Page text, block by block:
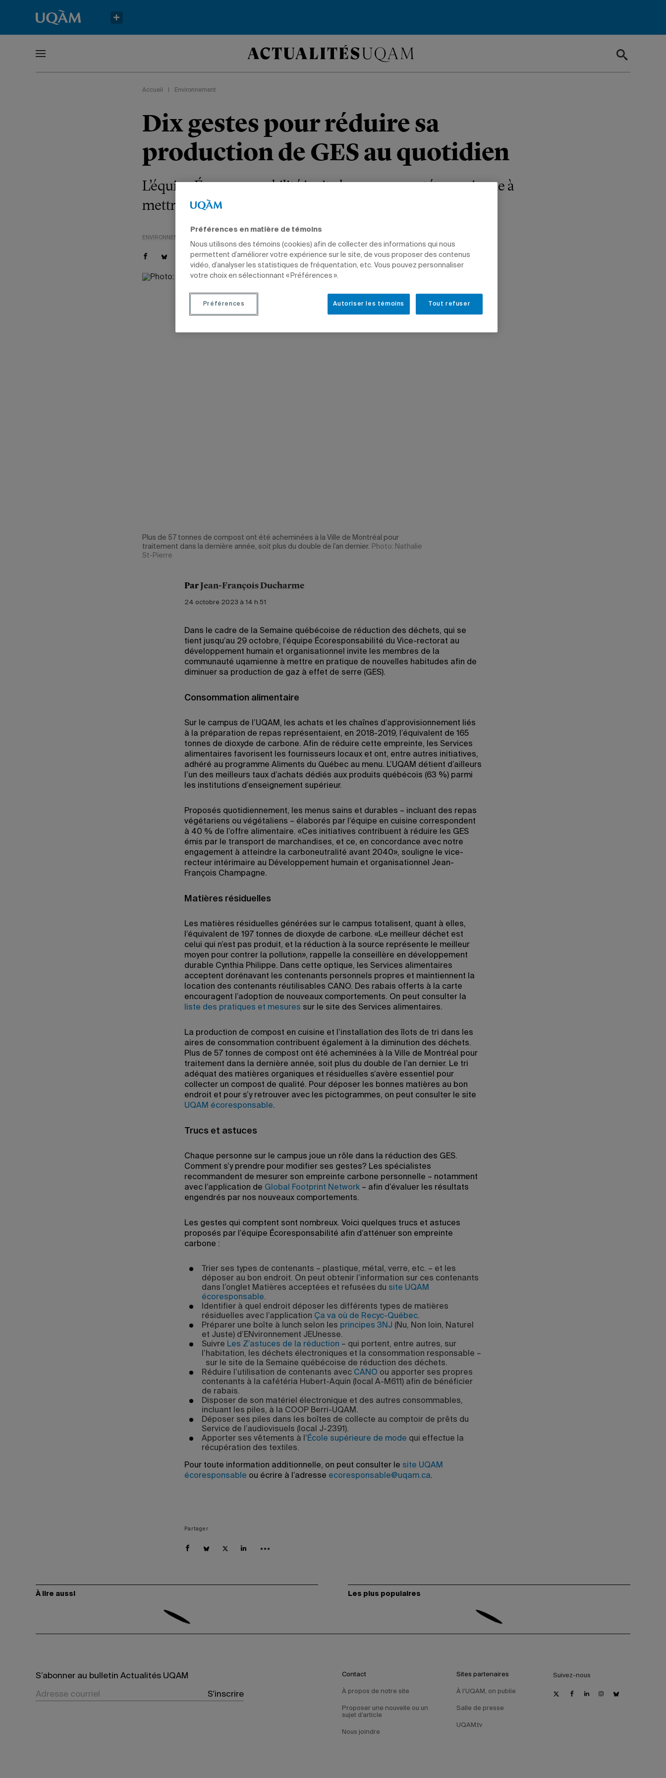
Accueil Environnement
Dix gestes pour réduire sa
production de GES au quotidien
L’équipe Écoresponsabilité invite la communauté uqamienne à
mettre en pratique de nouvelles habitudes.
ENVIRONNEMENT
Plus de 57 tonnes de compost ont été acheminées à la Ville de Montréal pour
traitement dans la dernière année, soit plus du double de l’an dernier. Photo: Nathalie
St-Pierre
ParJean-François Ducharme
24 octobre 2023 à 14 h 51
Dans le cadre de la Semaine québécoise de réduction des déchets, qui se
tient jusqu’au 29 octobre, l’équipe Écoresponsabilité du Vice-rectorat au
développement humain et organisationnel invite les membres de la
communauté uqamienne à mettre en pratique de nouvelles habitudes afin de
diminuer sa production de gaz à effet de serre (GES).
Consommation alimentaire
Sur le campus de l’UQAM, les achats et les chaînes d’approvisionnement liés
à la préparation de repas représentaient, en 2018-2019, l’équivalent de 165
tonnes de dioxyde de carbone. Afin de réduire cette empreinte, les Services
alimentaires favorisent les fournisseurs locaux et ont, entre autres initiatives,
adhéré au programme Aliments du Québec au menu. L’UQAM détient d’ailleurs
l’un des meilleurs taux d’achats dédiés aux produits québécois (63 %) parmi
les institutions d’enseignement supérieur.
Proposés quotidiennement, les menus sains et durables – incluant des repas
végétariens ou végétaliens – élaborés par l’équipe en cuisine correspondent
à 40 % de l’offre alimentaire. «Ces initiatives contribuent à réduire les GES
émis par le transport de marchandises, et ce, en concordance avec notre
engagement à atteindre la carboneutralité avant 2040», souligne le vice-
recteur intérimaire au Développement humain et organisationnel Jean-
François Champagne.
Matières résiduelles
Les matières résiduelles générées sur le campus totalisent, quant à elles,
l’équivalent de 197 tonnes de dioxyde de carbone. «Le meilleur déchet est
celui qui n’est pas produit, et la réduction à la source représente le meilleur
moyen pour contrer la pollution», rappelle la conseillère en développement
durable Cynthia Philippe. Dans cette optique, les Services alimentaires
acceptent dorénavant les contenants personnels propres et maintiennent la
location des contenants réutilisables CANO. Des rabais offerts à la carte
encouragent l’adoption de nouveaux comportements. On peut consulter la
liste des pratiques et mesures sur le site des Services alimentaires.
La production de compost en cuisine et l’installation des îlots de tri dans les
aires de consommation contribuent également à la diminution des déchets.
Plus de 57 tonnes de compost ont été acheminées à la Ville de Montréal pour
traitement dans la dernière année, soit plus du double de l’an dernier. Le tri
adéquat des matières organiques et résiduelles s’avère essentiel pour
collecter un compost de qualité. Pour déposer les bonnes matières au bon
endroit et pour s’y retrouver avec les pictogrammes, on peut consulter le site
UQAM écoresponsable.
Trucs et astuces
Chaque personne sur le campus joue un rôle dans la réduction des GES.
Comment s’y prendre pour modifier ses gestes? Les spécialistes
recommandent de mesurer son empreinte carbone personnelle – notamment
avec l’application de Global Footprint Network – afin d’évaluer les résultats
engendrés par nos nouveaux comportements.
Les gestes qui comptent sont nombreux. Voici quelques trucs et astuces
proposés par l’équipe Écoresponsabilité afin d’atténuer son empreinte
carbone :
Trier ses types de contenants – plastique, métal, verre, etc. – et les
déposer au bon endroit. On peut obtenir l’information sur ces contenants
dans l’onglet Matières acceptées et refusées du site UQAM
écoresponsable.
Identifier à quel endroit déposer les différents types de matières
résiduelles avec l’application Ça va où de Recyc-Québec.
Préparer une boîte à lunch selon les principes 3NJ (Nu, Non loin, Naturel
et Juste) d’ENvironnement JEUnesse.
Suivre Les Z’astuces de la réduction – qui portent, entre autres, sur
l’habitation, les déchets électroniques et la consommation responsable –
sur le site de la Semaine québécoise de réduction des déchets.
Réduire l’utilisation de contenants avec CANO ou apporter ses propres
contenants à la cafétéria Hubert-Aquin (local A-M611) afin de bénéficier
de rabais.
Disposer de son matériel électronique et des autres consommables,
incluant les piles, à la COOP Berri-UQAM.
Déposer ses piles dans les boîtes de collecte au comptoir de prêts du
Service de l’audiovisuels (local J-2391).
Apporter ses vêtements à l’ École supérieure de mode qui effectue la
récupération des textiles.
Pour toute information additionnelle, on peut consulter le site UQAM
écoresponsable ou écrire à l’adresse ecoresponsable@uqam.ca.
Partager
À lire aussi Les plus populaires
S’abonner au bulletin Actualités UQAM
S'inscrire
Contact
À propos de notre site
Proposer une nouvelle ou un
sujet d’article
Nous joindre
Sites partenaires
À l’UQAM, on publie
Salle de presse
UQAM.tv
Suivez-nous
Préférences en matière de témoins
Nous utilisons des témoins (cookies) afin de collecter des informations qui nous
permettent d’améliorer votre expérience sur le site, de vous proposer des contenus
vidéo, d’analyser les statistiques de fréquentation, etc. Vous pouvez personnaliser
votre choix en sélectionnant « Préférences ».
Tout refuser
Autoriser les témoins
Préférences